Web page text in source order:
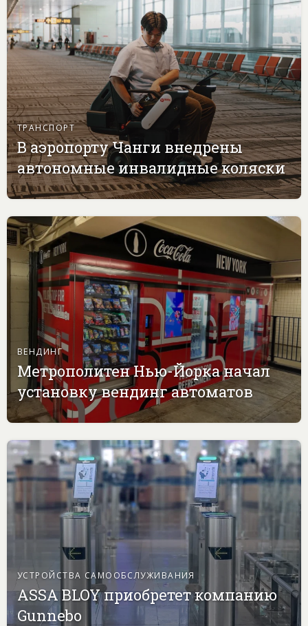
ТРАНСПОРТ
В аэропорту Чанги внедрены
автономные инвалидные коляски
ВЕНДИНГ
Метрополитен Нью-Йорка начал
установку вендинг автоматов
УСТРОЙСТВА САМООБСЛУЖИВАНИЯ
ASSA BLOY приобретет компанию
Gunnebo